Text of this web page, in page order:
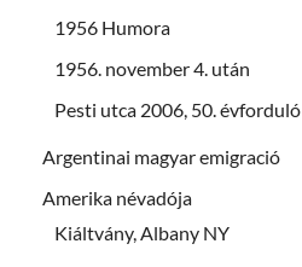
1956 Humora
1956. november 4. után
Pesti utca 2006, 50. évforduló
Argentinai magyar emigració
Amerika névadója
Kiáltvány, Albany NY